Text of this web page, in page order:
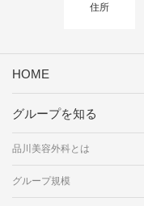
住所
HOME
グループを知る
品川美容外科とは
グループ規模